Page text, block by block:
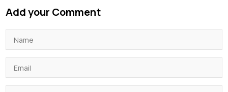
Add your Comment